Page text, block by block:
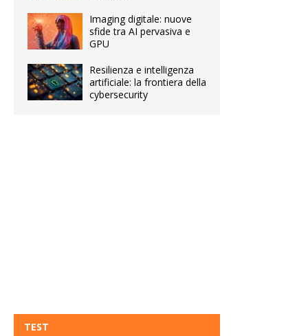
Imaging digitale: nuove
sfide tra AI pervasiva e
GPU
Resilienza e intelligenza
artificiale: la frontiera della
cybersecurity
TEST